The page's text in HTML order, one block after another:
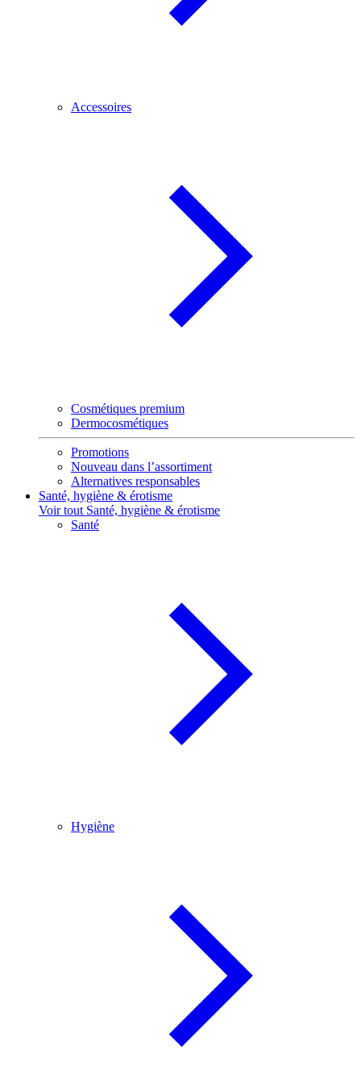
Accessoires
Cosmétiques premium
Dermocosmétiques
Promotions
Nouveau dans l’assortiment
Alternatives responsables
Santé, hygiène & érotisme
Voir tout Santé, hygiène & érotisme
Santé
Hygiène